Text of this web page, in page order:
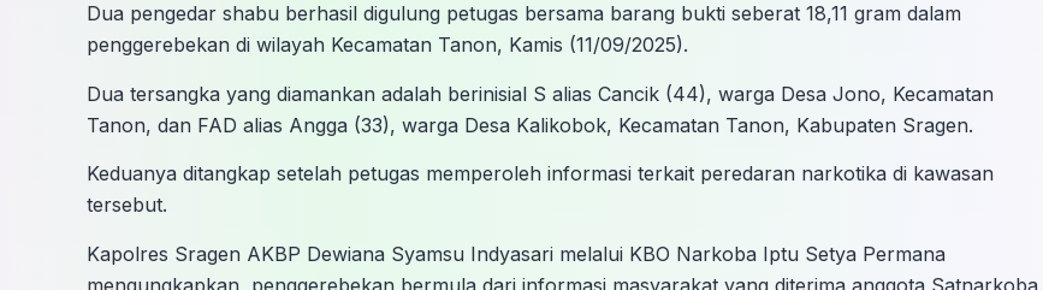
Dua pengedar shabu berhasil digulung petugas bersama barang bukti seberat 18,11 gram dalam
penggerebekan di wilayah Kecamatan Tanon, Kamis (11/09/2025).
Dua tersangka yang diamankan adalah berinisial S alias Cancik (44), warga Desa Jono, Kecamatan
Tanon, dan FAD alias Angga (33), warga Desa Kalikobok, Kecamatan Tanon, Kabupaten Sragen.
Keduanya ditangkap setelah petugas memperoleh informasi terkait peredaran narkotika di kawasan
tersebut.
Kapolres Sragen AKBP Dewiana Syamsu Indyasari melalui KBO Narkoba Iptu Setya Permana
mengungkapkan, penggerebekan bermula dari informasi masyarakat yang diterima anggota Satnarkoba.